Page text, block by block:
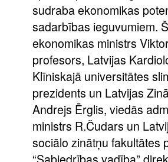
sudraba ekonomikas
sadarbības ieguvumiem.
ekonomikas ministrs
profesors, Latvijas
Klīniskajā universitātes
prezidents un Latvijas
Andrejs Ērglis, viedās
ministrs R.Čudars un
sociālo zinātņu fakultātes